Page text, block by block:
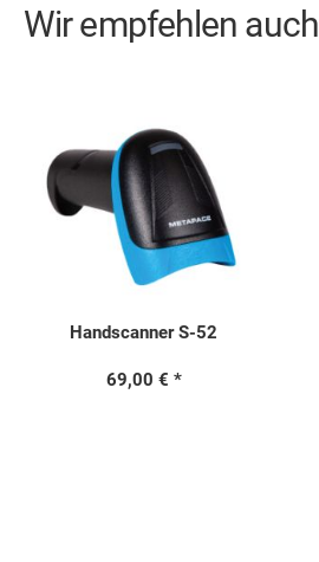
Wir empfehlen auch
Handscanner S-52
69,00 €